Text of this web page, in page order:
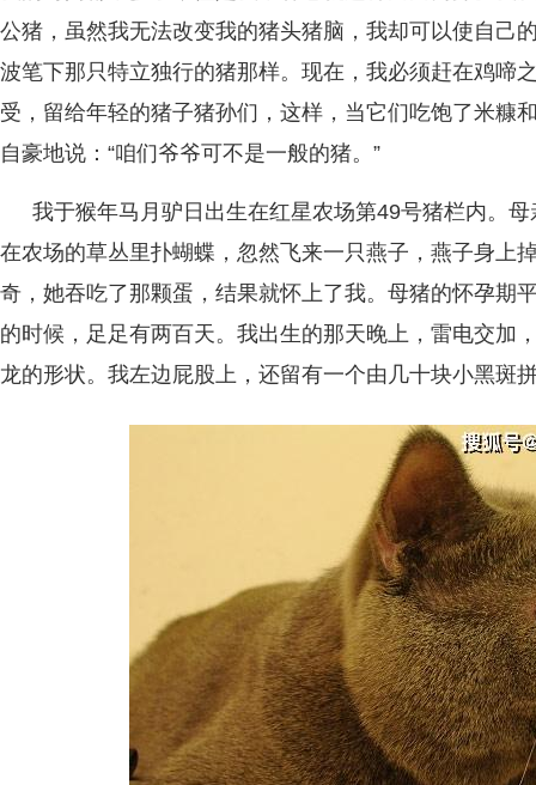
公猪，虽然我无法改变我的猪头猪脑，我却可以使自己
波笔下那只特立独行的猪那样。现在，我必须赶在鸡啼
受，留给年轻的猪子猪孙们，这样，当它们吃饱了米糠
自豪地说：“咱们爷爷可不是一般的猪。”
我于猴年马月驴日出生在红星农场第49号猪栏内。
在农场的草丛里扑蝴蝶，忽然飞来一只燕子，燕子身上
奇，她吞吃了那颗蛋，结果就怀上了我。母猪的怀孕期
的时候，足足有两百天。我出生的那天晚上，雷电交加
龙的形状。我左边屁股上，还留有一个由几十块小黑斑